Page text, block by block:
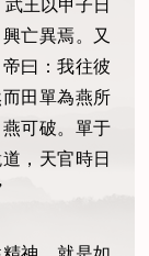
王以甲子日
亡異焉。又
曰：我往彼
田單為燕所
可破。單于
，天官時日